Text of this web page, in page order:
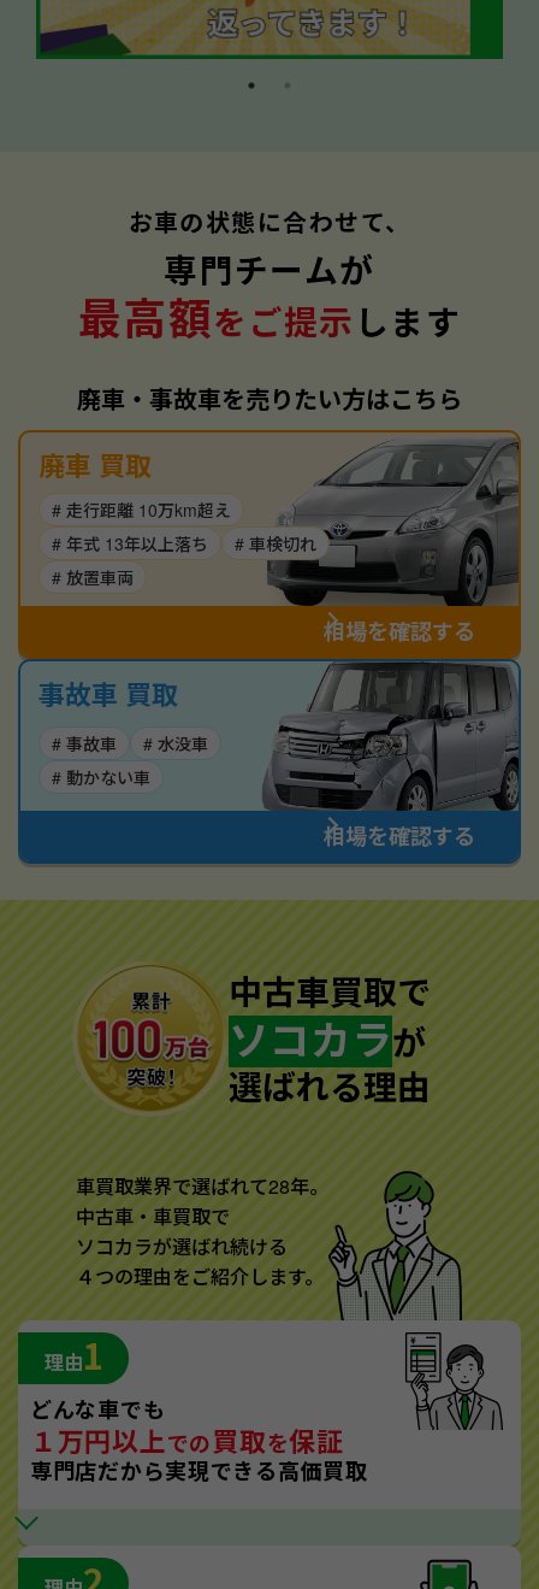
お車の状態に合わせて、
専門チームが
最高額をご提示 します
廃車・事故車を売りたい方はこちら
廃車 買取
# 走行距離 10万km超え
# 年式 13年以上落ち
# 車検切れ
# 放置車両
相場を確認する
事故車 買取
# 事故車
# 水没車
# 動かない車
相場を確認する
中古車買取で
ソコカラが
選ばれる理由
車買取業界で選ばれて28年。
中古車・車買取で
ソコカラが選ばれ続ける
４つの理由をご紹介します。
理由1
どんな車でも
１万円以上での買取を保証
専門店だから実現できる高価買取